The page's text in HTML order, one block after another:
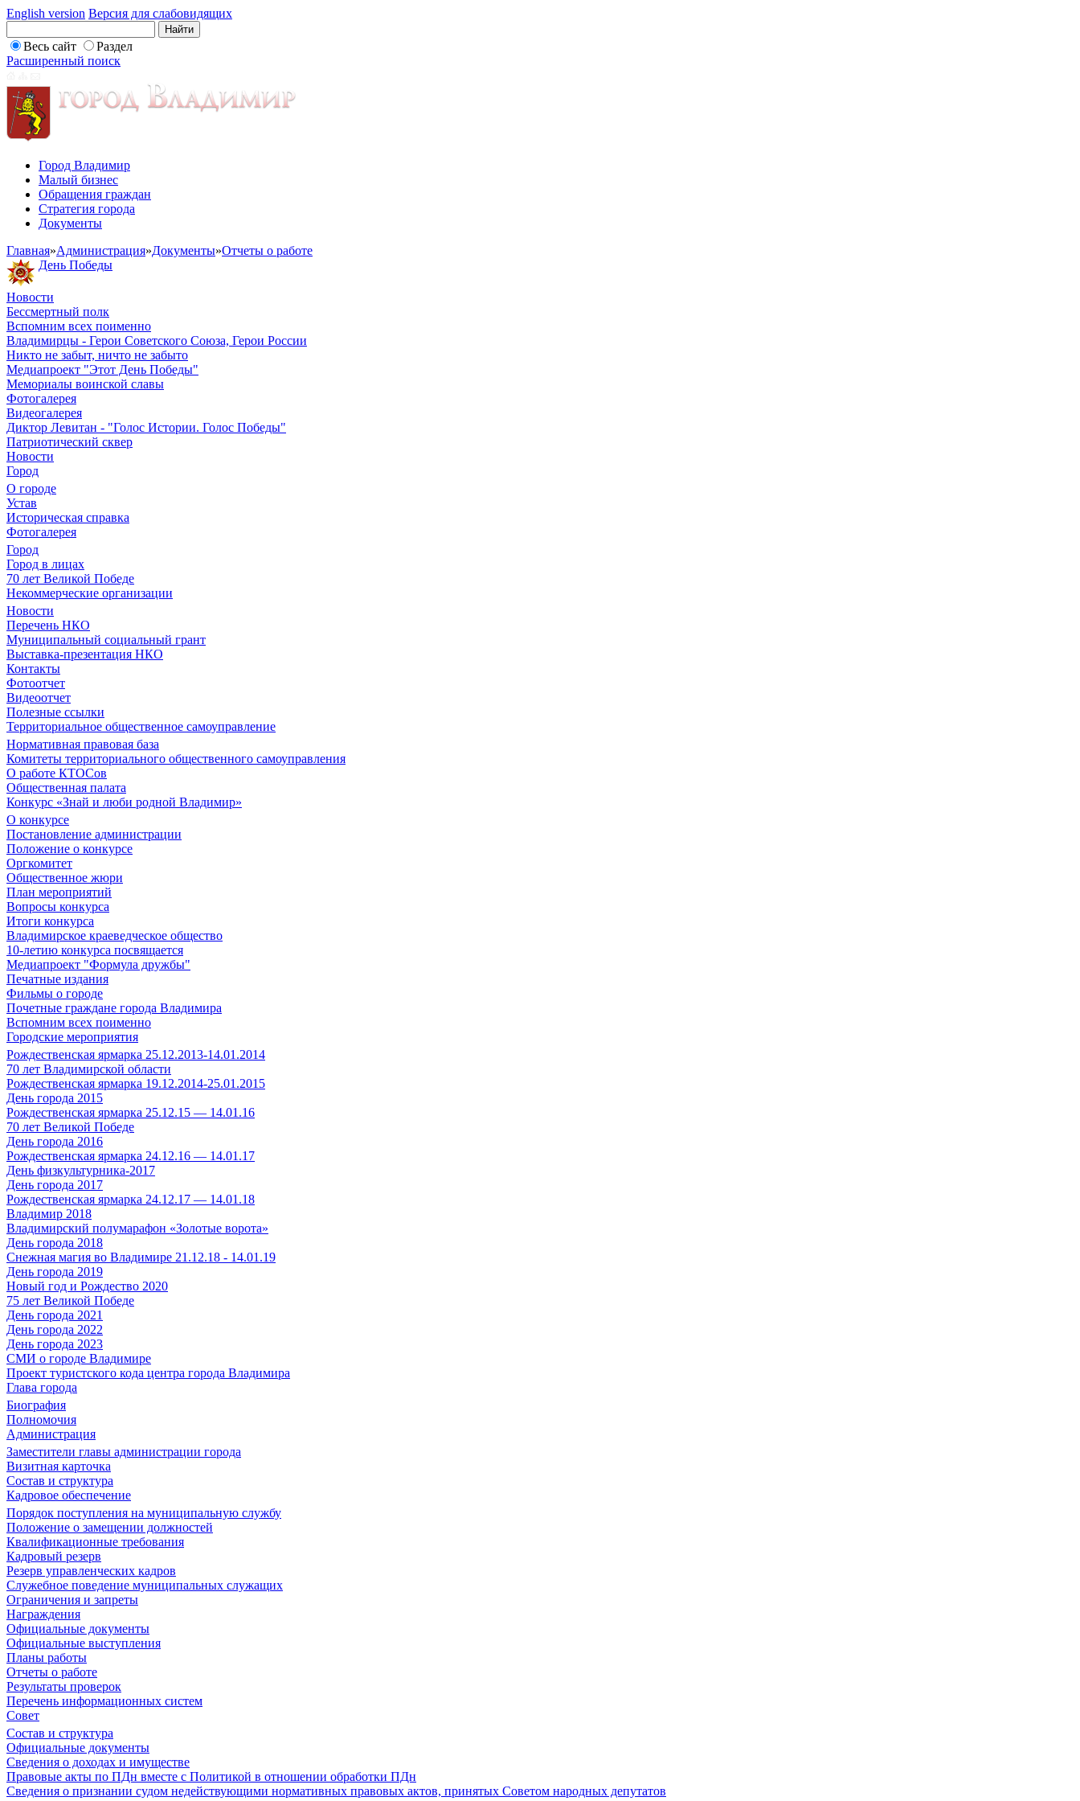
English version Версия для слабовидящих
Весь сайт
Раздел
Расширенный поиск
Город Владимир
Малый бизнес
Обращения граждан
Стратегия города
Документы
Главная»Администрация»Документы»Отчеты о работе
День Победы
Новости
Бессмертный полк
Вспомним всех поименно
Владимирцы - Герои Советского Союза, Герои России
Никто не забыт, ничто не забыто
Медиапроект "Этот День Победы"
Мемориалы воинской славы
Фотогалерея
Видеогалерея
Диктор Левитан - "Голос Истории. Голос Победы"
Патриотический сквер
Новости
Город
О городе
Устав
Историческая справка
Фотогалерея
Город
Город в лицах
70 лет Великой Победе
Некоммерческие организации
Новости
Перечень НКО
Муниципальный социальный грант
Выставка-презентация НКО
Контакты
Фотоотчет
Видеоотчет
Полезные ссылки
Территориальное общественное самоуправление
Нормативная правовая база
Комитеты территориального общественного самоуправления
О работе КТОСов
Общественная палата
Конкурс «Знай и люби родной Владимир»
О конкурсе
Постановление администрации
Положение о конкурсе
Оргкомитет
Общественное жюри
План мероприятий
Вопросы конкурса
Итоги конкурса
Владимирское краеведческое общество
10-летию конкурса посвящается
Медиапроект "Формула дружбы"
Печатные издания
Фильмы о городе
Почетные граждане города Владимира
Вспомним всех поименно
Городские мероприятия
Рождественская ярмарка 25.12.2013-14.01.2014
70 лет Владимирской области
Рождественская ярмарка 19.12.2014-25.01.2015
День города 2015
Рождественская ярмарка 25.12.15 — 14.01.16
70 лет Великой Победе
День города 2016
Рождественская ярмарка 24.12.16 — 14.01.17
День физкультурника-2017
День города 2017
Рождественская ярмарка 24.12.17 — 14.01.18
Владимир 2018
Владимирский полумарафон «Золотые ворота»
День города 2018
Снежная магия во Владимире 21.12.18 - 14.01.19
День города 2019
Новый год и Рождество 2020
75 лет Великой Победе
День города 2021
День города 2022
День города 2023
СМИ о городе Владимире
Проект туристского кода центра города Владимира
Глава города
Биография
Полномочия
Администрация
Заместители главы администрации города
Визитная карточка
Состав и структура
Кадровое обеспечение
Порядок поступления на муниципальную службу
Положение о замещении должностей
Квалификационные требования
Кадровый резерв
Резерв управленческих кадров
Служебное поведение муниципальных служащих
Ограничения и запреты
Награждения
Официальные документы
Официальные выступления
Планы работы
Отчеты о работе
Результаты проверок
Перечень информационных систем
Совет
Состав и структура
Официальные документы
Сведения о доходах и имуществе
Правовые акты по ПДн вместе с Политикой в отношении обработки ПДн
Сведения о признании судом недействующими нормативных правовых актов, принятых Советом народных депутатов